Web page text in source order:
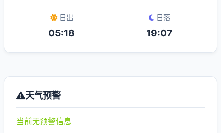
日出
05:18
日落
19:07
天气预警
当前无预警信息